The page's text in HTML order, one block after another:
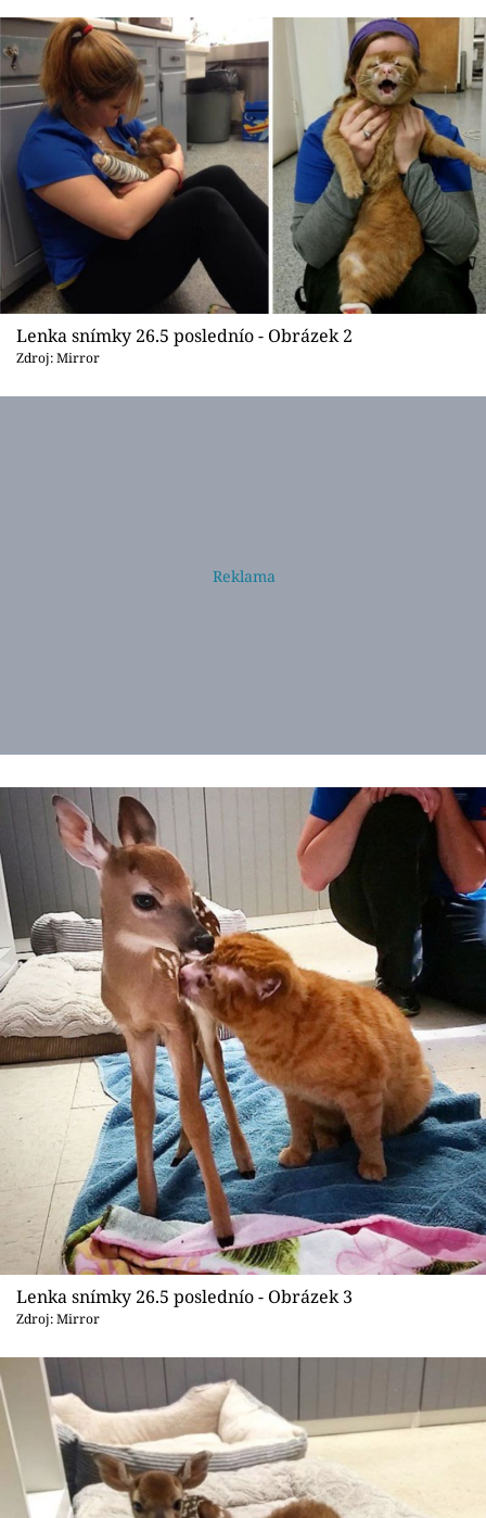
Videa
Sledujte prima+
Přihlášení
Sledujte nás
Lenka snímky 26.5 poslednío - Obrázek 2
Zdroj: Mirror
Lenka snímky 26.5 poslednío - Obrázek 3
Zdroj: Mirror